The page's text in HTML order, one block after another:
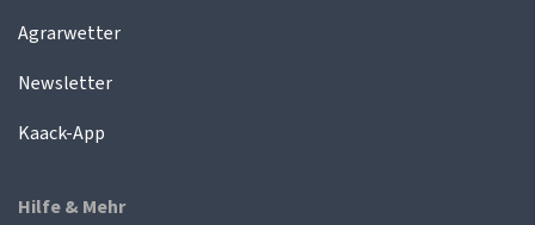
Agrarwetter
Newsletter
Kaack-App
Hilfe & Mehr